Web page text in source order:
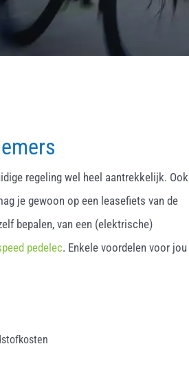
regeling wel heel aantrekkelijk. Ook
je gewoon op een leasefiets van de
bepalen, van een (elektrische)
pedelec. Enkele voordelen voor jou